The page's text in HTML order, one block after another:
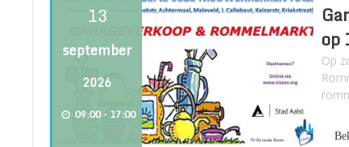
13
september
2026
09:00 - 17:00
op
Op